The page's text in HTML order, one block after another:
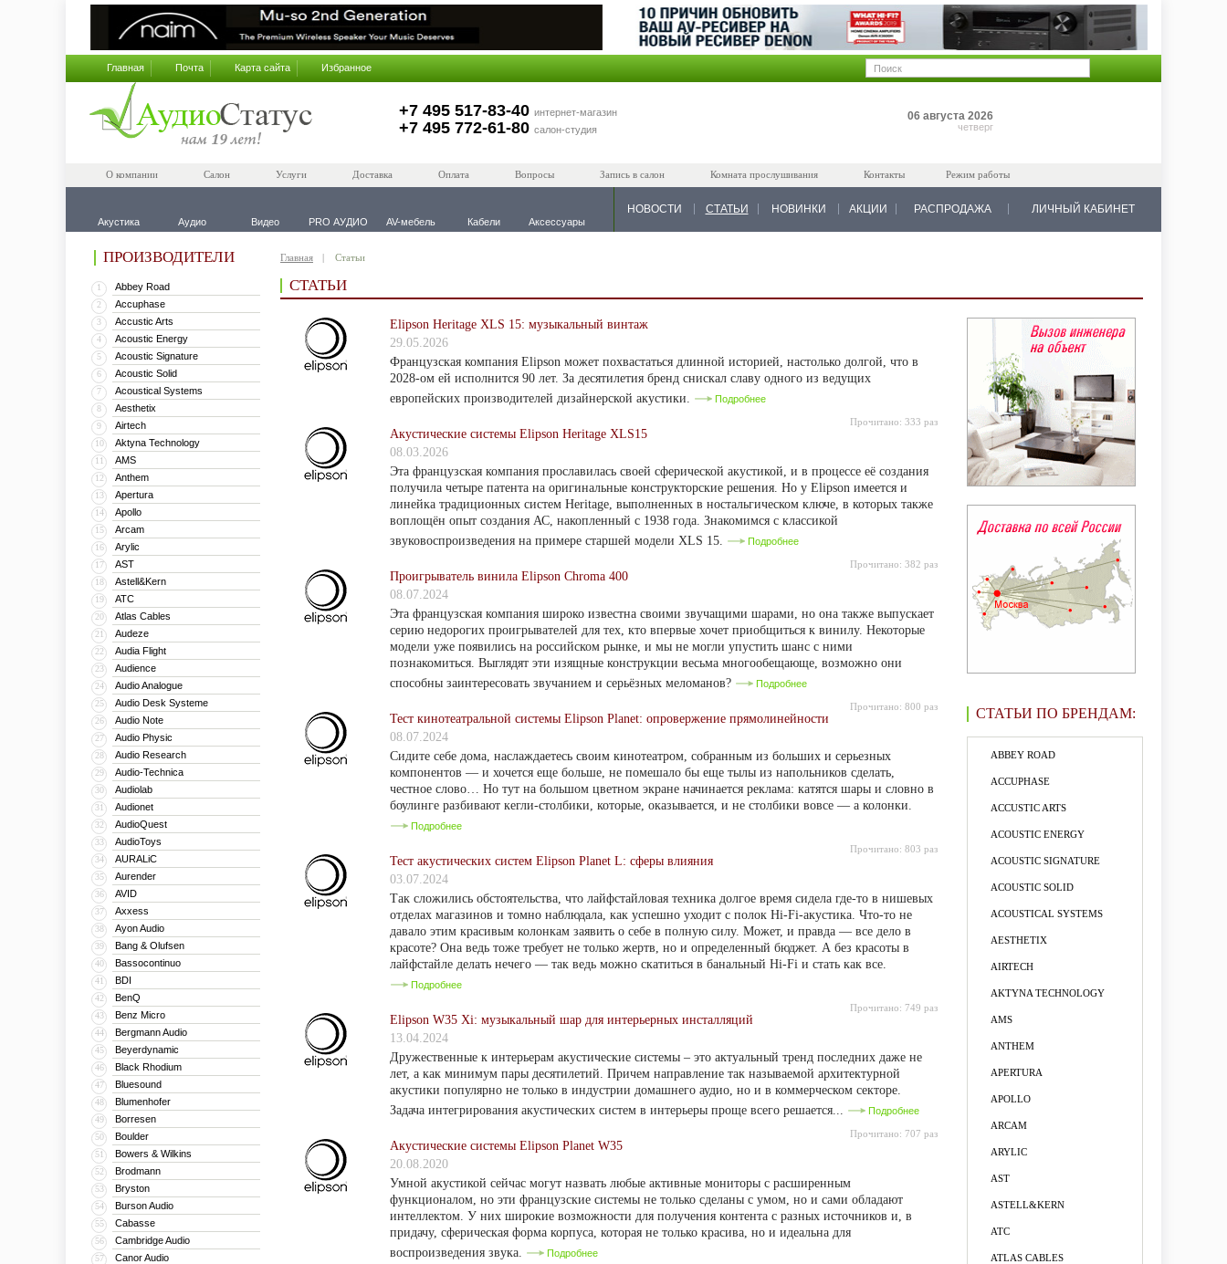
Главная Почта Карта сайта Избранное
+7 495 517-83-40 интернет-магазин
+7 495 772-61-80 салон-студия
06 августа 2026
четверг
О компании Салон Услуги Доставка Оплата Вопросы Запись в салон Комната прослушивания Контакты Режим работы
Акустика Аудио Видео PRO АУДИО AV-мебель Кабели Аксессуары
НОВОСТИ СТАТЬИ НОВИНКИ АКЦИИ РАСПРОДАЖА ЛИЧНЫЙ КАБИНЕТ
ПРОИЗВОДИТЕЛИ
1 Abbey Road
2 Accuphase
3 Accustic Arts
4 Acoustic Energy
5 Acoustic Signature
6 Acoustic Solid
7 Acoustical Systems
8 Aesthetix
9 Airtech
10 Aktyna Technology
11 AMS
12 Anthem
13 Apertura
14 Apollo
15 Arcam
16 Arylic
17 AST
18 Astell&Kern
19 ATC
20 Atlas Cables
21 Audeze
22 Audia Flight
23 Audience
24 Audio Analogue
25 Audio Desk Systeme
26 Audio Note
27 Audio Physic
28 Audio Research
29 Audio-Technica
30 Audiolab
31 Audionet
32 AudioQuest
33 AudioToys
34 AURALiC
35 Aurender
36 AVID
37 Axxess
38 Ayon Audio
39 Bang & Olufsen
40 Bassocontinuo
41 BDI
42 BenQ
43 Benz Micro
44 Bergmann Audio
45 Beyerdynamic
46 Black Rhodium
47 Bluesound
48 Blumenhofer
49 Borresen
50 Boulder
51 Bowers & Wilkins
52 Brodmann
53 Bryston
54 Burson Audio
55 Cabasse
56 Cambridge Audio
57 Canor Audio
Главная Статьи
СТАТЬИ
Elipson Heritage XLS 15: музыкальный винтаж
29.05.2026
Французская компания Elipson может похвастаться длинной историей, настолько долгой, что в
2028-ом ей исполнится 90 лет. За десятилетия бренд снискал славу одного из ведущих
европейских производителей дизайнерской акустики.
Подробнее
Прочитано: 333 раз
Акустические системы Elipson Heritage XLS15
08.03.2026
Эта французская компания прославилась своей сферической акустикой, и в процессе её создания
получила четыре патента на оригинальные конструкторские решения. Но у Elipson имеется и
линейка традиционных систем Heritage, выполненных в ностальгическом ключе, в которых также
воплощён опыт создания АС, накопленный с 1938 года. Знакомимся с классикой
звуковоспроизведения на примере старшей модели XLS 15.
Подробнее
Прочитано: 382 раз
Проигрыватель винила Elipson Chroma 400
08.07.2024
Эта французская компания широко известна своими звучащими шарами, но она также выпускает
серию недорогих проигрывателей для тех, кто впервые хочет приобщиться к винилу. Некоторые
модели уже появились на российском рынке, и мы не могли упустить шанс с ними
познакомиться. Выглядят эти изящные конструкции весьма многообещающе, возможно они
способны заинтересовать звучанием и серьёзных меломанов?
Подробнее
Прочитано: 800 раз
Тест кинотеатральной системы Elipson Planet: опровержение прямолинейности
08.07.2024
Сидите себе дома, наслаждаетесь своим кинотеатром, собранным из больших и серьезных
компонентов — и хочется еще больше, не помешало бы еще тылы из напольников сделать,
честное слово… Но тут на большом цветном экране начинается реклама: катятся шары и словно в
боулинге разбивают кегли-столбики, которые, оказывается, и не столбики вовсе — а колонки.
Подробнее
Прочитано: 803 раз
Тест акустических систем Elipson Planet L: сферы влияния
03.07.2024
Так сложились обстоятельства, что лайфстайловая техника долгое время сидела где-то в нишевых
отделах магазинов и томно наблюдала, как успешно уходит с полок Hi-Fi-акустика. Что-то не
давало этим красивым колонкам заявить о себе в полную силу. Может, и правда — все дело в
красоте? Она ведь тоже требует не только жертв, но и определенный бюджет. А без красоты в
лайфстайле делать нечего — так ведь можно скатиться в банальный Hi-Fi и стать как все.
Подробнее
Прочитано: 749 раз
Elipson W35 Xi: музыкальный шар для интерьерных инсталляций
13.04.2024
Дружественные к интерьерам акустические системы – это актуальный тренд последних даже не
лет, а как минимум пары десятилетий. Причем направление так называемой архитектурной
акустики популярно не только в индустрии домашнего аудио, но и в коммерческом секторе.
Задача интегрирования акустических систем в интерьеры проще всего решается...
Подробнее
Прочитано: 707 раз
Акустические системы Elipson Planet W35
20.08.2020
Умной акустикой сейчас могут назвать любые активные мониторы с расширенным
функционалом, но эти французские системы не только сделаны с умом, но и сами обладают
интеллектом. У них широкие возможности для получения контента с разных источников и, в
придачу, сферическая форма корпуса, которая не только красива, но и идеальна для
воспроизведения звука.
Подробнее
СТАТЬИ ПО БРЕНДАМ:
ABBEY ROAD
ACCUPHASE
ACCUSTIC ARTS
ACOUSTIC ENERGY
ACOUSTIC SIGNATURE
ACOUSTIC SOLID
ACOUSTICAL SYSTEMS
AESTHETIX
AIRTECH
AKTYNA TECHNOLOGY
AMS
ANTHEM
APERTURA
APOLLO
ARCAM
ARYLIC
AST
ASTELL&KERN
ATC
ATLAS CABLES